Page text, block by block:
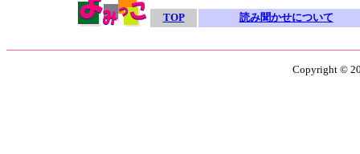
TOP 読み聞かせについて
Copyright ©